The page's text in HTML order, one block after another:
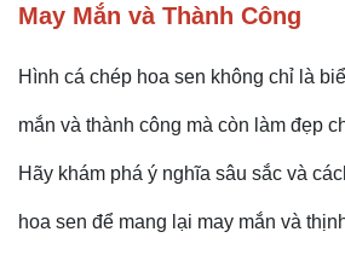
May Mắn và Thành Công
Hình cá chép hoa sen không chỉ là
mắn và thành công mà còn làm đẹp
Hãy khám phá ý nghĩa sâu sắc và
hoa sen để mang lại may mắn và